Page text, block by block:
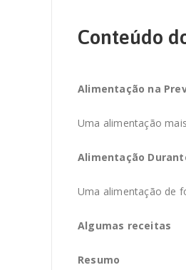
Conteúdo
Alimentação na
Uma alimentação
Alimentação
Uma alimentação de
Algumas receitas
Resumo